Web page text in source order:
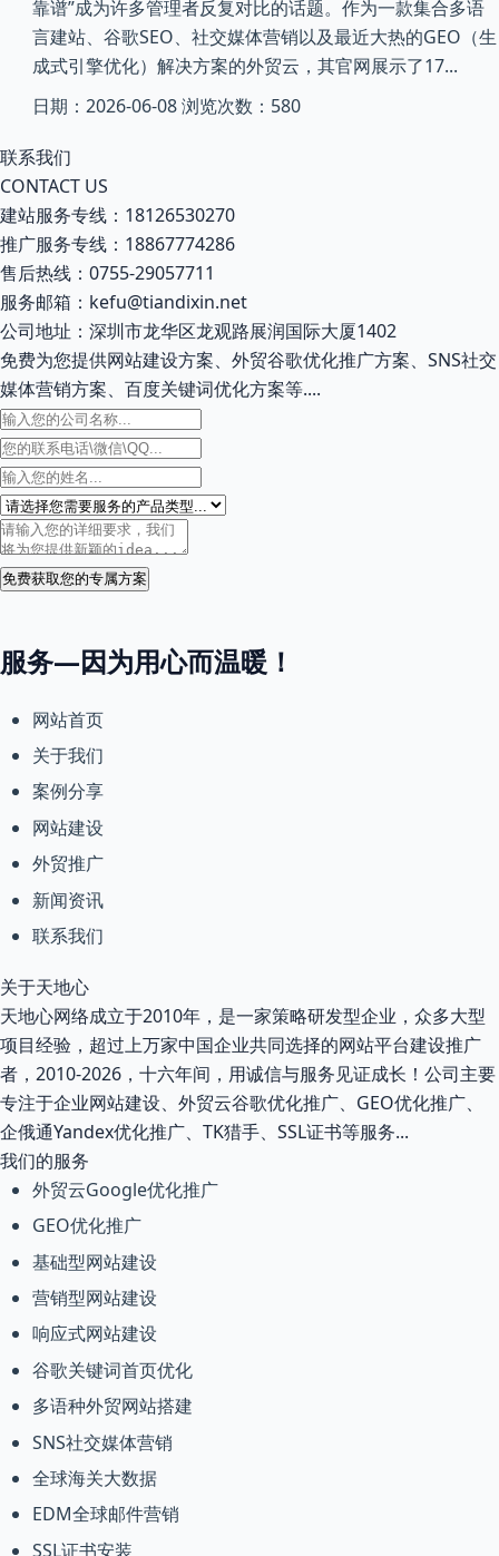
靠谱”成为许多管理者反复对比的话题。作为一款集合多语
言建站、谷歌SEO、社交媒体营销以及最近大热的GEO（生
成式引擎优化）解决方案的外贸云，其官网展示了17...
日期：2026-06-08 浏览次数：580
联系我们
CONTACT US
建站服务专线：18126530270
推广服务专线：18867774286
售后热线：0755-29057711
服务邮箱：kefu@tiandixin.net
公司地址：深圳市龙华区龙观路展润国际大厦1402
免费为您提供网站建设方案、外贸谷歌优化推广方案、SNS社交
媒体营销方案、百度关键词优化方案等....
免费获取您的专属方案
服务—因为用心而温暖！
网站首页
关于我们
案例分享
网站建设
外贸推广
新闻资讯
联系我们
关于天地心
天地心网络成立于2010年，是一家策略研发型企业，众多大型
项目经验，超过上万家中国企业共同选择的网站平台建设推广
者，2010-2026，十六年间，用诚信与服务见证成长！公司主要
专注于企业网站建设、外贸云谷歌优化推广、GEO优化推广、
企俄通Yandex优化推广、TK猎手、SSL证书等服务...
我们的服务
外贸云Google优化推广
GEO优化推广
基础型网站建设
营销型网站建设
响应式网站建设
谷歌关键词首页优化
多语种外贸网站搭建
SNS社交媒体营销
全球海关大数据
EDM全球邮件营销
SSL证书安装